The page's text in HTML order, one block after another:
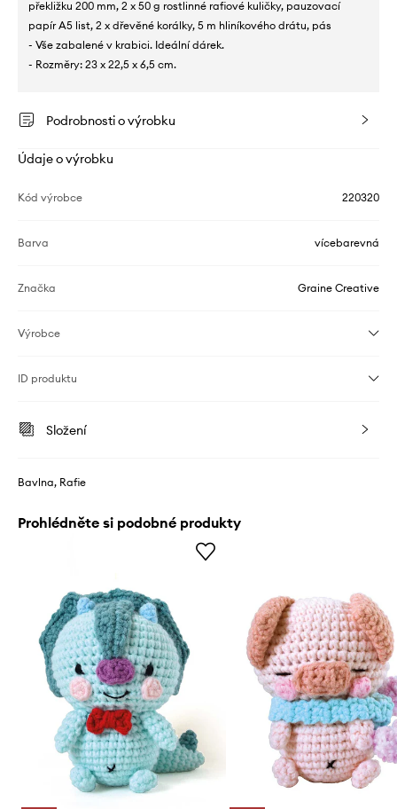
překližku 200 mm, 2 x 50 g rostlinné rafiové kuličky, pauzovací
papír A5 list, 2 x dřevěné korálky, 5 m hliníkového drátu, pás
- Vše zabalené v krabici. Ideální dárek.
- Rozměry: 23 x 22,5 x 6,5 cm.
Podrobnosti o výrobku
Údaje o výrobku
Kód výrobce 220320
Barva vícebarevná
Značka Graine Creative
Výrobce
ID produktu
Složení
Bavlna, Rafie
Prohlédněte si podobné produkty